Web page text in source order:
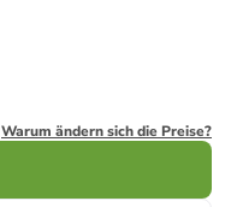
Warum ändern sich die Preise?